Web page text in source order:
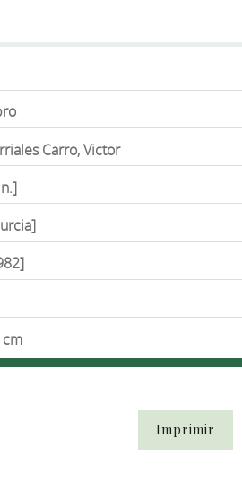
Carro, Victor
cm
Imprimir